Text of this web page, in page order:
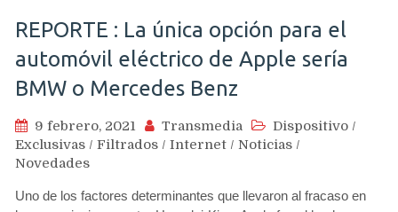
REPORTE : La única opción para el
automóvil eléctrico de Apple sería
BMW o Mercedes Benz
9 febrero, 2021 Transmedia Dispositivo /
Exclusivas / Filtrados / Internet / Noticias /
Novedades
Uno de los factores determinantes que llevaron al fracaso en